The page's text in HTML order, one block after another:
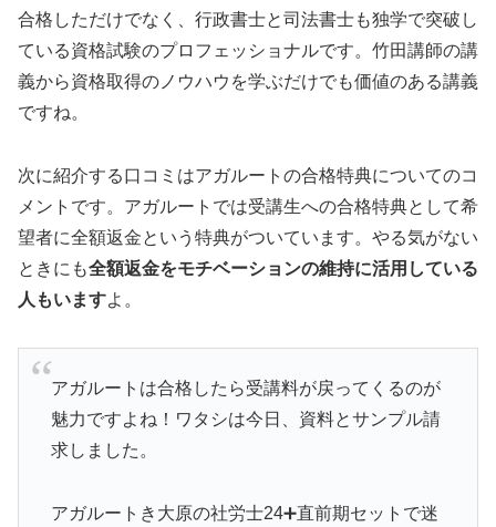
合格しただけでなく、行政書士と司法書士も独学で突破し
ている資格試験のプロフェッショナルです。竹田講師の講
義から資格取得のノウハウを学ぶだけでも価値のある講義
ですね。
次に紹介する口コミはアガルートの合格特典についてのコ
メントです。アガルートでは受講生への合格特典として希
望者に全額返金という特典がついています。やる気がない
ときにも全額返金をモチベーションの維持に活用している
人もいますよ。
アガルートは合格したら受講料が戻ってくるのが
魅力ですよね！ワタシは今日、資料とサンプル請
求しました。
アガルートき大原の社労士24➕直前期セットで迷